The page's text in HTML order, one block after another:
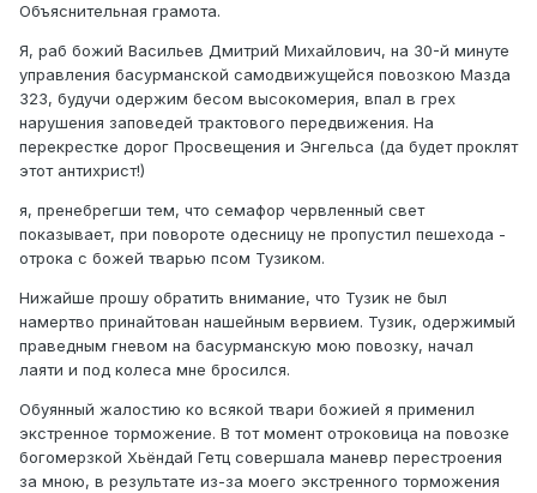
Объяснительная грамота.
Я, раб божий Васильев Дмитрий Михайлович, на 30-й минуте
управления басурманской самодвижущейся повозкою Мазда
323, будучи одержим бесом высокомерия, впал в грех
нарушения заповедей трактового передвижения. На
перекрестке дорог Просвещения и Энгельса (да будет проклят
этот антихрист!)
я, пренебрегши тем, что семафор червленный свет
показывает, при повороте одесницу не пропустил пешехода -
отрока с божей тварью псом Тузиком.
Нижайше прошу обратить внимание, что Тузик не был
намертво принайтован нашейным вервием. Тузик, одержимый
праведным гневом на басурманскую мою повозку, начал
лаяти и под колеса мне бросился.
Обуянный жалостию ко всякой твари божией я применил
экстренное торможение. В тот момент отроковица на повозке
богомерзкой Хьёндай Гетц совершала маневр перестроения
за мною, в результате из-за моего экстренного торможения